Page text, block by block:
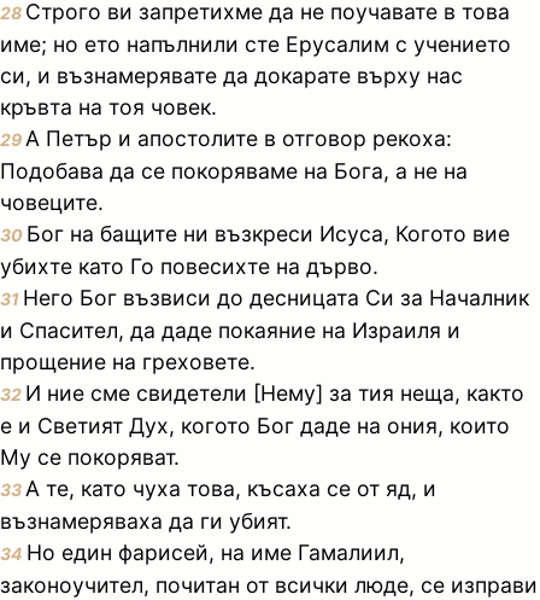
28 Строго ви запретихме да не поучавате в това
име; но ето напълнили сте Ерусалим с учението
си, и възнамерявате да докарате върху нас
кръвта на тоя човек.
29 А Петър и апостолите в отговор рекоха:
Подобава да се покоряваме на Бога, а не на
човеците.
30 Бог на бащите ни възкреси Исуса, Когото вие
убихте като Го повесихте на дърво.
31 Него Бог възвиси до десницата Си за Началник
и Спасител, да даде покаяние на Израиля и
прощение на греховете.
32 И ние сме свидетели [Нему] за тия неща, както
е и Светият Дух, когото Бог даде на ония, които
Му се покоряват.
33 А те, като чуха това, късаха се от яд, и
възнамеряваха да ги убият.
34 Но един фарисей, на име Гамалиил,
законоучител, почитан от всички люде, се изправи